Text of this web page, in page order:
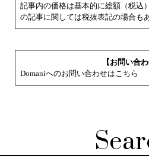
記事内の価格は基本的に総額（税込
の記事に関しては税抜表記の場合も
【お問い合わ
Domaniへのお問い合わせはこちら